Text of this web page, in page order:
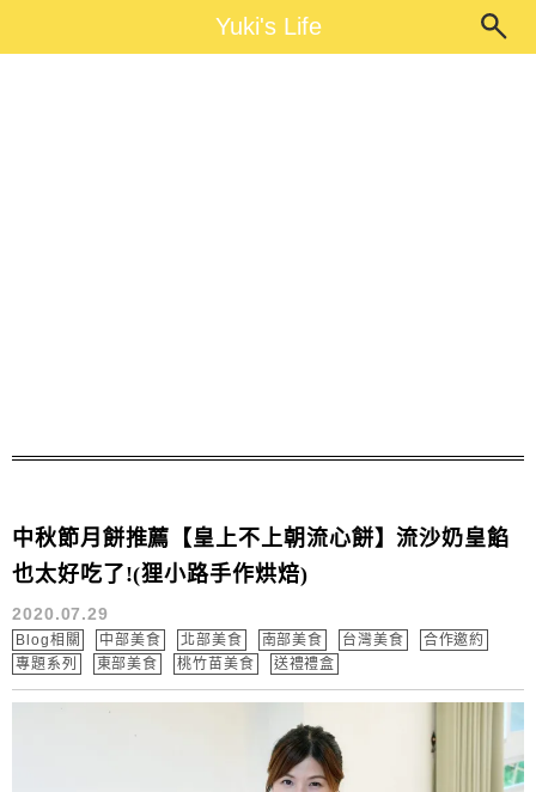
Yuki's LifeYuki's Life
中秋節月餅推薦【皇上不上朝流心餅】流沙奶皇餡
也太好吃了!(狸小路手作烘焙)
2020.07.29
Blog相關 中部美食 北部美食 南部美食 台灣美食
合作邀約
專題系列
東部美食 桃竹苗美食 送禮禮盒